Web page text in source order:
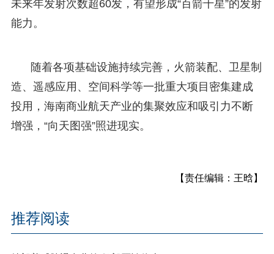
未来年发射次数超60发，有望形成“百箭千星”的发射
能力。
随着各项基础设施持续完善，火箭装配、卫星制
造、遥感应用、空间科学等一批重大项目密集建成
投用，海南商业航天产业的集聚效应和吸引力不断
增强，“向天图强”照进现实。
【责任编辑：王晗】
推荐阅读